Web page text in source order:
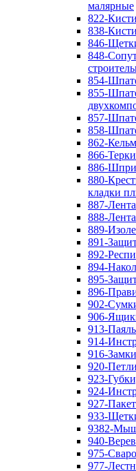
малярные
822-
838-
846-
848-
854-
855-
857-
858-
862-
866-
886-
880-
кладки
887-
888-
889-
891-
892-
894-
895-
896-
902-
906-
913-
914-
916-Замки
920-
923-
924-
927-
933-
9382-
940-
975-
977-